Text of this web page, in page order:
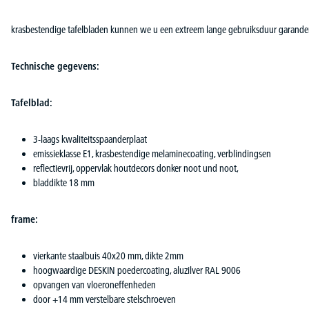
krasbestendige tafelbladen kunnen we u een extreem lange gebruiksduur
Technische gegevens:
Tafelblad:
3-laags kwaliteitsspaanderplaat
emissieklasse E1, krasbestendige melaminecoating, verblindingsen
reflectievrij, oppervlak houtdecors donker noot und noot,
bladdikte 18 mm
frame:
vierkante staalbuis 40x20 mm, dikte 2mm
hoogwaardige DESKIN poedercoating, aluzilver RAL 9006
opvangen van vloeroneffenheden
door +14 mm verstelbare stelschroeven